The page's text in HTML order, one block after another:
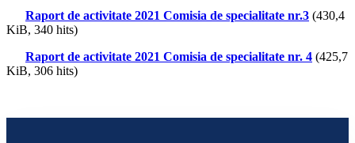
Raport de activitate 2021 Comisia de specialitate nr.3 (430,4
KiB, 340 hits)
Raport de activitate 2021 Comisia de specialitate nr. 4 (425,7
KiB, 306 hits)